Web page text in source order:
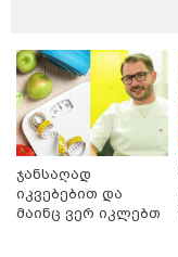
ჯანსაღად
იკვებებით და
მაინც ვერ იკლებთ